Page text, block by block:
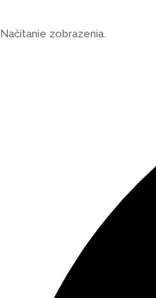
Načítanie zobrazenia.